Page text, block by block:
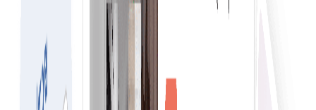
سادہ خریداری عملِ خرید کو ہموار کرتی ہے، پیچیدگی اور وقت کو